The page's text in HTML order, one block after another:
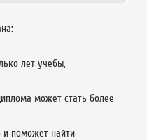
лет учебы,
может стать более
и поможет найти